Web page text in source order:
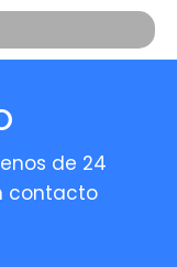
de 24
contacto